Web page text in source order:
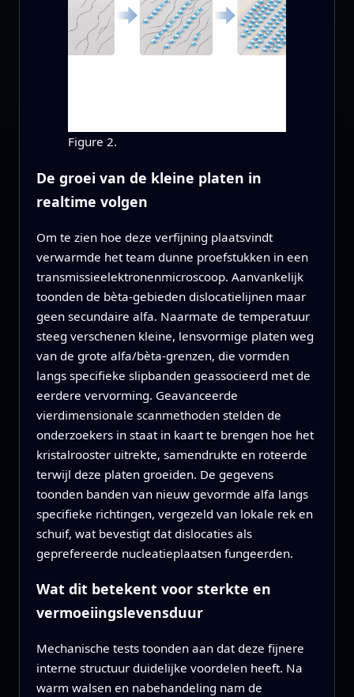
Figure 2.
De groei van de kleine platen in
realtime volgen
Om te zien hoe deze verfijning plaatsvindt
verwarmde het team dunne proefstukken in een
transmissieelektronenmicroscoop. Aanvankelijk
toonden de bèta‑gebieden dislocatielijnen maar
geen secundaire alfa. Naarmate de temperatuur
steeg verschenen kleine, lensvormige platen weg
van de grote alfa/bèta‑grenzen, die vormden
langs specifieke slipbanden geassocieerd met de
eerdere vervorming. Geavanceerde
vierdimensionale scanmethoden stelden de
onderzoekers in staat in kaart te brengen hoe het
kristalrooster uitrekte, samendrukte en roteerde
terwijl deze platen groeiden. De gegevens
toonden banden van nieuw gevormde alfa langs
specifieke richtingen, vergezeld van lokale rek en
schuif, wat bevestigt dat dislocaties als
geprefereerde nucleatieplaatsen fungeerden.
Wat dit betekent voor sterkte en
vermoeiingslevensduur
Mechanische tests toonden aan dat deze fijnere
interne structuur duidelijke voordelen heeft. Na
warm walsen en nabehandeling nam de